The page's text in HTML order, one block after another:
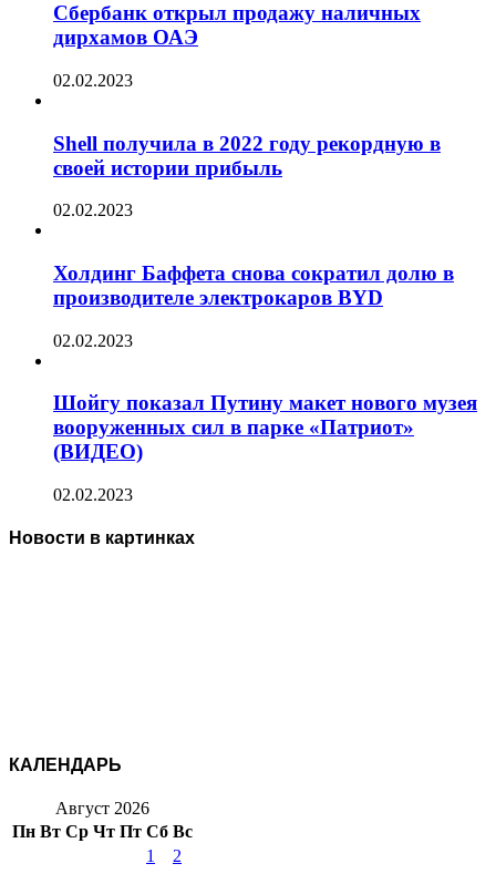
Сбербанк открыл продажу наличных
дирхамов ОАЭ
02.02.2023
Shell получила в 2022 году рекордную в
своей истории прибыль
02.02.2023
Холдинг Баффета снова сократил долю в
производителе электрокаров BYD
02.02.2023
Шойгу показал Путину макет нового музея
вооруженных сил в парке «Патриот»
(ВИДЕО)
02.02.2023
Новости в картинках
КАЛЕНДАРЬ
Август 2026
Пн Вт Ср Чт Пт Сб Вс
1
2